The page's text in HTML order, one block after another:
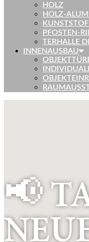
HOLZ
HOLZ-
PFOSTEN-
TERHALLE
INNENAUSBAU
📢